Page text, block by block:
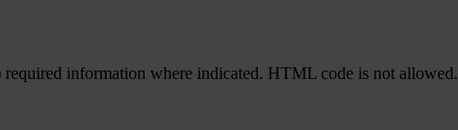
required information where indicated. HTML code is not allowed.